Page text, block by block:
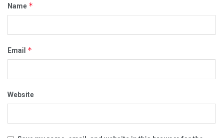
Name *
Email *
Website